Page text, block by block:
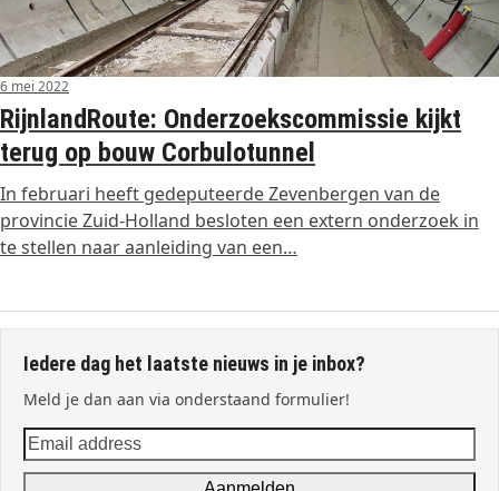
6 mei 2022
RijnlandRoute: Onderzoekscommissie kijkt
terug op bouw Corbulotunnel
In februari heeft gedeputeerde Zevenbergen van de
provincie Zuid-Holland besloten een extern onderzoek in
te stellen naar aanleiding van een…
Iedere dag het laatste nieuws in je inbox?
Meld je dan aan via onderstaand formulier!
Email
address